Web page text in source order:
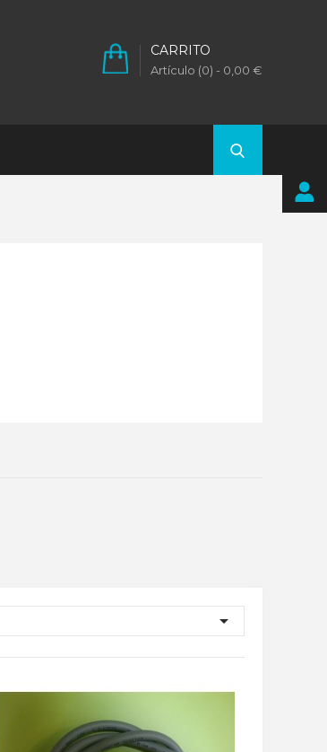
CARRITO
Artículo (0) - 0,00 €
